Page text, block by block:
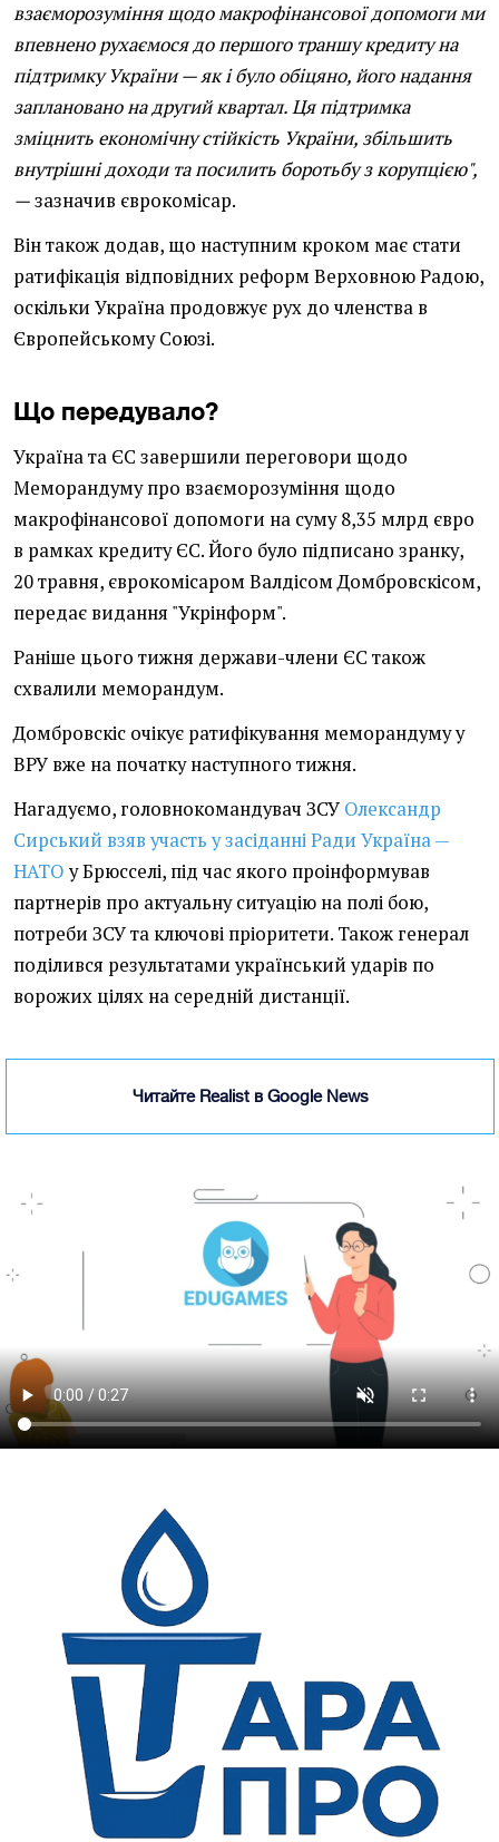
взаєморозуміння щодо макрофінансової допомоги ми
впевнено рухаємося до першого траншу кредиту на
підтримку України — як і було обіцяно, його надання
заплановано на другий квартал. Ця підтримка
зміцнить економічну стійкість України, збільшить
внутрішні доходи та посилить боротьбу з корупцією",
—зазначив єврокомісар.
Він також додав, що наступним кроком має стати
ратифікація відповідних реформ Верховною Радою,
оскільки Україна продовжує рух до членства в
Європейському Союзі.
Що передувало?
Україна та ЄС завершили переговори щодо
Меморандуму про взаєморозуміння щодо
макрофінансової допомоги на суму 8,35 млрд євро
в рамках кредиту ЄС. Його було підписано зранку,
20 травня, єврокомісаром Валдісом Домбровскісом,
передає видання "Укрінформ".
Раніше цього тижня держави-члени ЄС також
схвалили меморандум.
Домбровскіс очікує ратифікування меморандуму у
ВРУ вже на початку наступного тижня.
Нагадуємо, головнокомандувач ЗСУ Олександр
Сирський взяв участь у засіданні Ради Україна —
НАТОу Брюсселі, під час якого проінформував
партнерів про актуальну ситуацію на полі бою,
потреби ЗСУ та ключові пріоритети. Також генерал
поділився результатами український ударів по
ворожих цілях на середній дистанції.
Читайте Realist в Google News